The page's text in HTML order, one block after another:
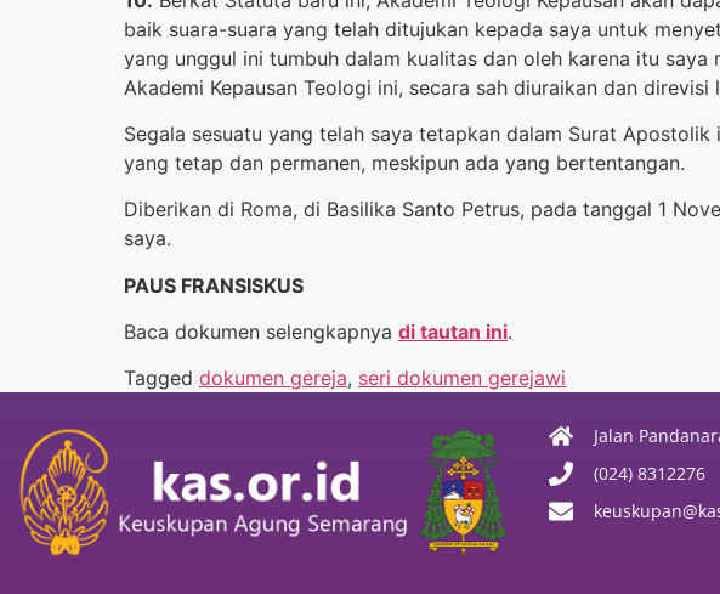
baik suara-suara yang telah ditujukan kepada saya untuk
yang unggul ini tumbuh dalam kualitas dan oleh karena itu
Akademi Kepausan Teologi ini, secara sah diuraikan dan
Segala sesuatu yang telah saya tetapkan dalam Surat
yang tetap dan permanen, meskipun ada yang bertentangan.
Diberikan di Roma, di Basilika Santo Petrus, pada tanggal 1
saya.
PAUS FRANSISKUS
Baca dokumen selengkapnya di tautan ini.
Tagged dokumen gereja, seri dokumen gerejawi
Jalan
(024) 8312276